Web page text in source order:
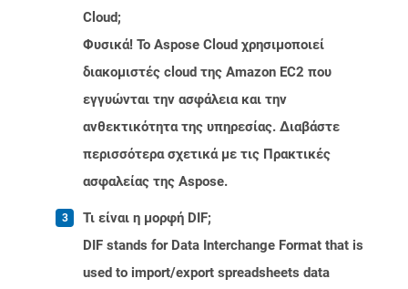
Cloud;
Φυσικά! Το Aspose Cloud χρησιμοποιεί
διακομιστές cloud της Amazon EC2 που
εγγυώνται την ασφάλεια και την
ανθεκτικότητα της υπηρεσίας. Διαβάστε
περισσότερα σχετικά με τις Πρακτικές
ασφαλείας της Aspose.
Τι είναι η μορφή DIF;
DIF stands for Data Interchange Format that is
used to import/export spreadsheets data